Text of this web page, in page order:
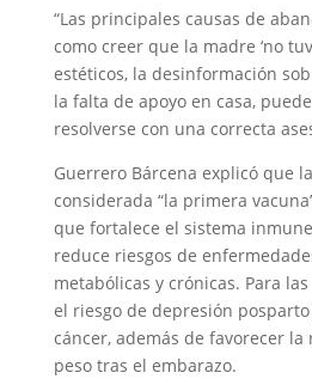
“Las principales causas de
como creer que la madre ‘no
estéticos, la desinformación
la falta de apoyo en casa,
resolverse con una correcta
Guerrero Bárcena explicó que
considerada “la primera
que fortalece el sistema
reduce riesgos de
metabólicas y crónicas. Para
el riesgo de depresión
cáncer, además de favorecer
peso tras el embarazo.